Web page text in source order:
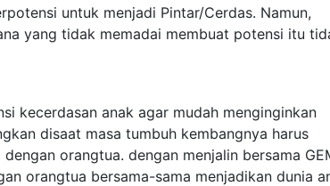
untuk menjadi Pintar/Cerdas. Namun,
yang tidak memadai membuat potensi itu
kecerdasan anak agar mudah menginginkan
disaat masa tumbuh kembangnya harus
orangtua. dengan menjalin bersama
orangtua bersama-sama menjadikan dunia